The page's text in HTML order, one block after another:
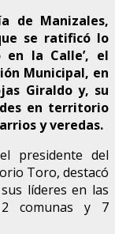
de Manizales,
se ratificó lo
en la Calle’, el
Municipal, en
Giraldo y, su
en territorio
y veredas.
presidente del
Toro, destacó
líderes en las
comunas y 7